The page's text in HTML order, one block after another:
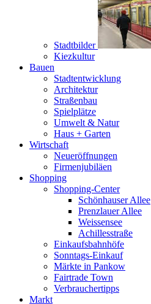
Stadtbilder
Kiezkultur
Bauen
Stadtentwicklung
Architektur
Straßenbau
Spielplätze
Umwelt & Natur
Haus + Garten
Wirtschaft
Neueröffnungen
Firmenjubiläen
Shopping
Shopping-Center
Schönhauser Allee
Prenzlauer Allee
Weissensee
Achillesstraße
Einkaufsbahnhöfe
Sonntags-Einkauf
Märkte in Pankow
Fairtrade Town
Verbrauchertipps
Markt